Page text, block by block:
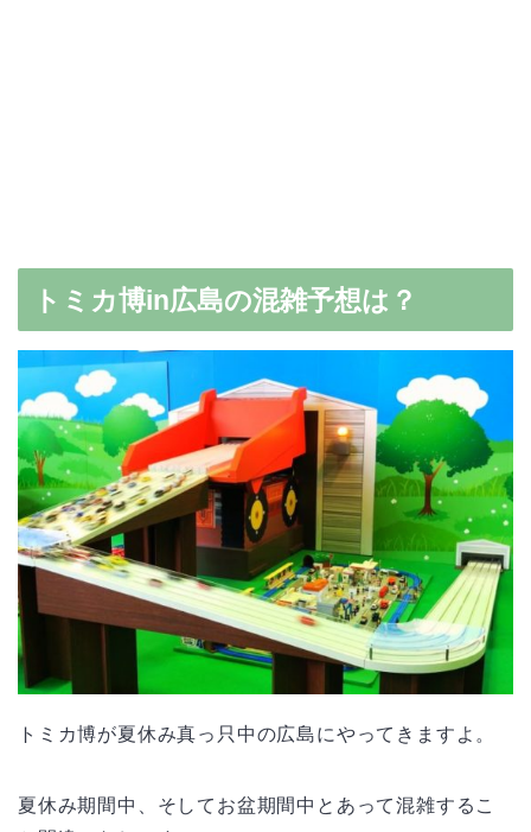
トミカ博in広島の混雑予想は？
トミカ博が夏休み真っ只中の広島にやってきますよ。
夏休み期間中、そしてお盆期間中とあって混雑するこ